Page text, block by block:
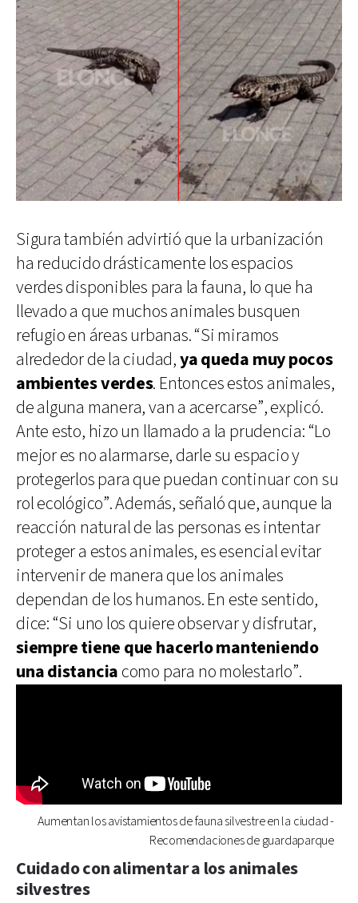
Sigura también advirtió que la urbanización
ha reducido drásticamente los espacios
verdes disponibles para la fauna, lo que ha
llevado a que muchos animales busquen
refugio en áreas urbanas. “Si miramos
alrededor de la ciudad,ya queda muy pocos
ambientes verdes. Entonces estos animales,
de alguna manera, van a acercarse”, explicó.
Ante esto, hizo un llamado a la prudencia: “Lo
mejor es no alarmarse, darle su espacio y
protegerlos para que puedan continuar con su
rol ecológico”. Además, señaló que, aunque la
reacción natural de las personas es intentar
proteger a estos animales, es esencial evitar
intervenir de manera que los animales
dependan de los humanos. En este sentido,
dice: “Si uno los quiere observar y disfrutar,
siempre tiene que hacerlo manteniendo
una distancia como para no molestarlo”.
Aumentan los avistamientos de fauna silvestre en la ciudad -
Recomendaciones de guardaparque
Cuidado con alimentar a los animales
silvestres